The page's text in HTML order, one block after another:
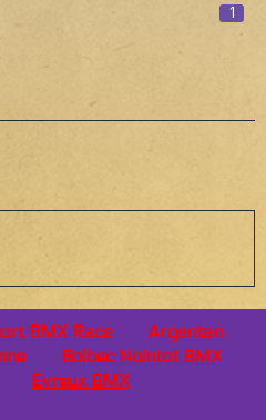
1
BMX Race
Argentan
Bolbec Nointot BMX
Evreux BMX